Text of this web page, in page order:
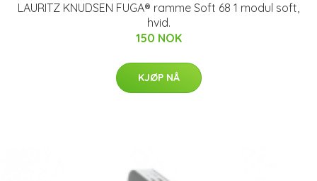
LAURITZ KNUDSEN FUGA® ramme Soft 68 1 modul soft,
hvid.
150 NOK
KJØP NÅ